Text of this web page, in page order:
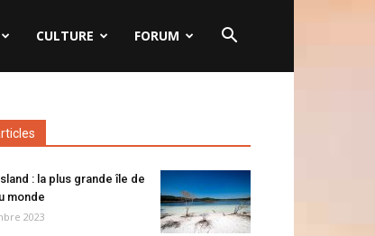
CULTURE FORUM
: la plus grande île de
monde
2023